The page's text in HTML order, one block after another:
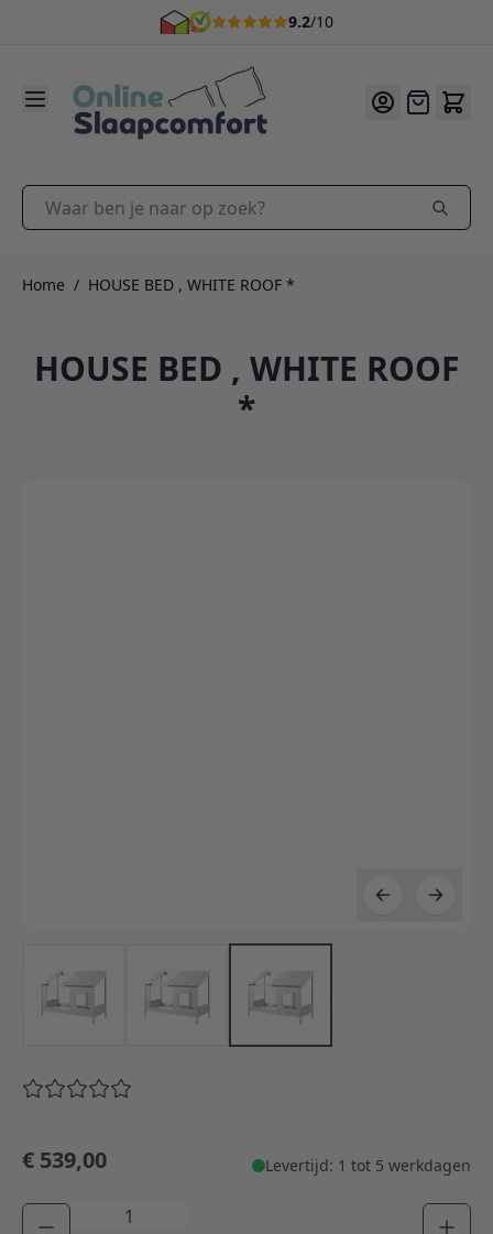
9.2/10
Offerte
Waar ben je naar op zoek?
Home / HOUSE BED , WHITE ROOF *
HOUSE BED , WHITE ROOF
*
€ 539,00 Levertijd: 1 tot 5 werkdagen
Aantal